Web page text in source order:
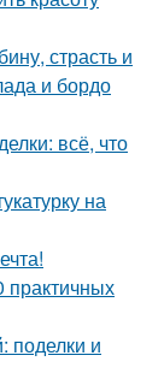
страсть и
и бордо
всё, что
на
практичных
поделки и